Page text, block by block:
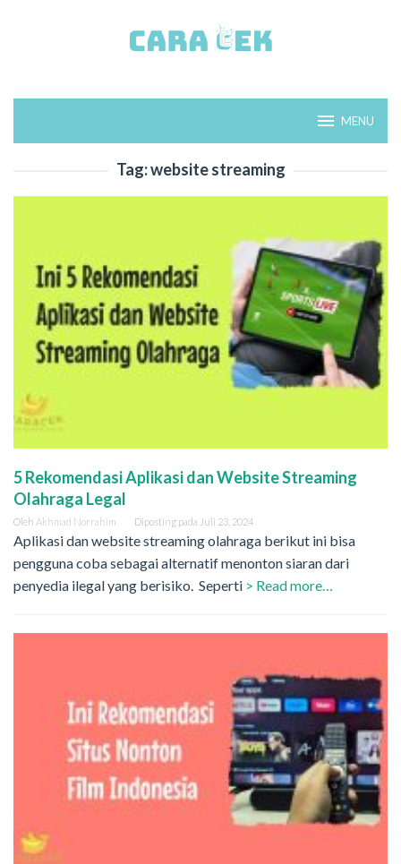
MENU
Tag:website streaming
5 Rekomendasi Aplikasi dan Website Streaming
Olahraga Legal
Oleh Akhmad Norrahim Diposting pada Juli 23, 2024
Aplikasi dan website streaming olahraga berikut ini bisa
pengguna coba sebagai alternatif menonton siaran dari
penyedia ilegal yang berisiko. Seperti > Read more…